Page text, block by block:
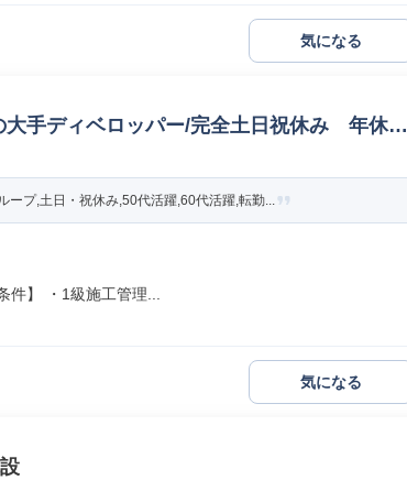
気になる
手ディベロッパー/完全土日祝休み 年休12
ープ,土日・祝休み,50代活躍,60代活躍,転勤...
】 ・1級施工管理...
気になる